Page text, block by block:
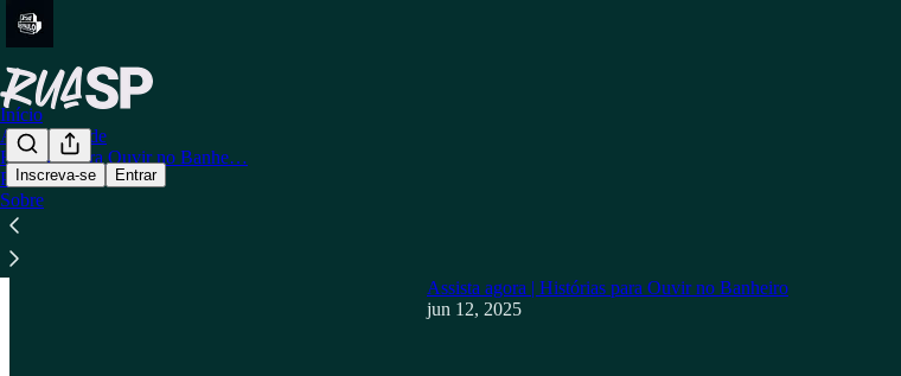
Inscreva-se Entrar
Início
A Tempestade
Histórias para Ouvir no Banhe…
Podcast
Sobre
Assista agora | Histórias para Ouvir no Banheiro
jun 12, 2025